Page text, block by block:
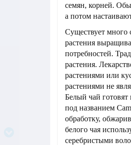
семян, корней.
а потом
Существует много
растения
потребностей.
растения.
растениями или
растениями не
Белый чай
под названием
обработку,
белого чая
серебристыми